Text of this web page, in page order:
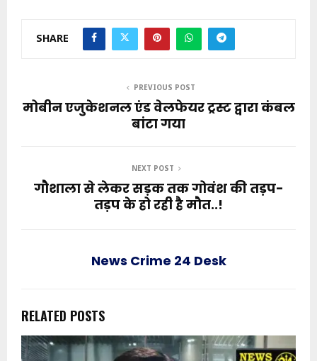
SHARE
PREVIOUS POST
मोबीन एजुकेशनल एंड वेलफेयर ट्रस्ट द्वारा कंबल
बांटा गया
NEXT POST
गौशाला से लेकर सड़क तक गोवंश की तड़प-
तड़प के हो रही है मौत..!
News Crime 24 Desk
RELATED POSTS